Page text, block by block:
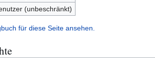
(unbeschränkt)
für diese Seite ansehen.